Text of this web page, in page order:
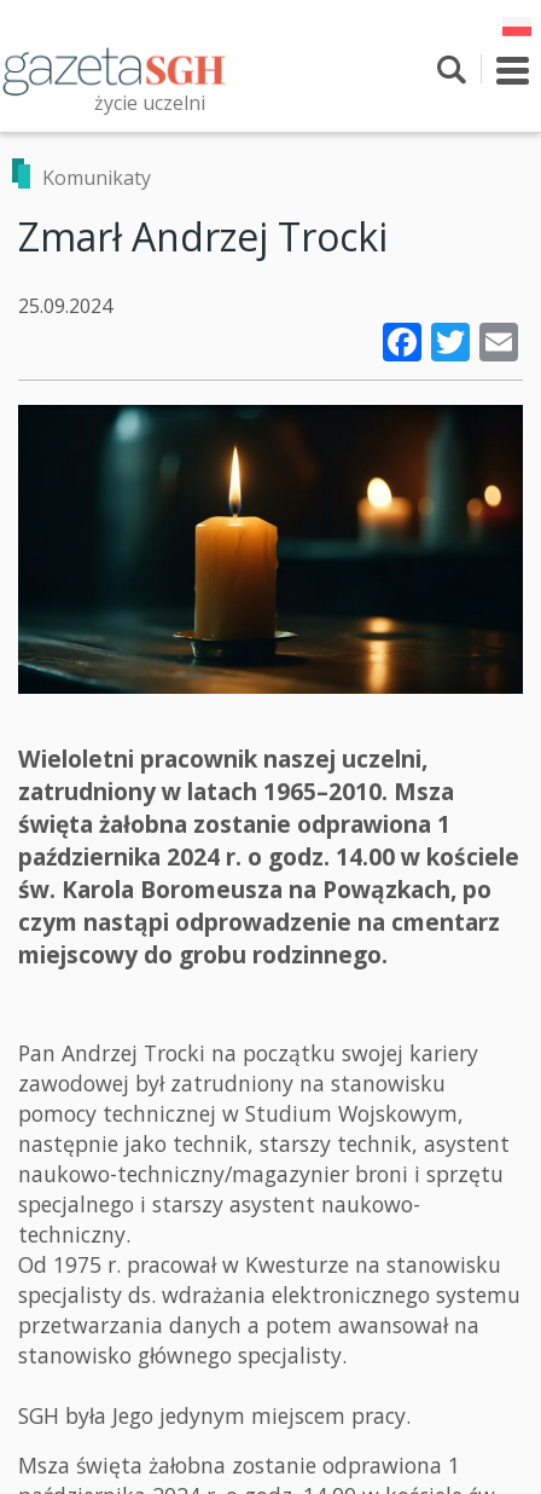
treści
życie uczelni
Przeszukaj witrynę
Komunikaty
Zmarł Andrzej Trocki
25.09.2024
Wieloletni pracownik naszej uczelni,
zatrudniony w latach 1965–2010. Msza
święta żałobna zostanie odprawiona 1
października 2024 r. o godz. 14.00 w kościele
św. Karola Boromeusza na Powązkach, po
czym nastąpi odprowadzenie na cmentarz
miejscowy do grobu rodzinnego.
Pan Andrzej Trocki na początku swojej kariery
zawodowej był zatrudniony na stanowisku
pomocy technicznej w Studium Wojskowym,
następnie jako technik, starszy technik, asystent
naukowo-techniczny/magazynier broni i sprzętu
specjalnego i starszy asystent naukowo-
techniczny.
Od 1975 r. pracował w Kwesturze na stanowisku
specjalisty ds. wdrażania elektronicznego systemu
przetwarzania danych a potem awansował na
stanowisko głównego specjalisty.
SGH była Jego jedynym miejscem pracy.
Msza święta żałobna zostanie odprawiona 1